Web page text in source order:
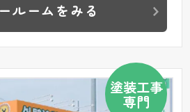
ルームをみる
塗装工事
専門